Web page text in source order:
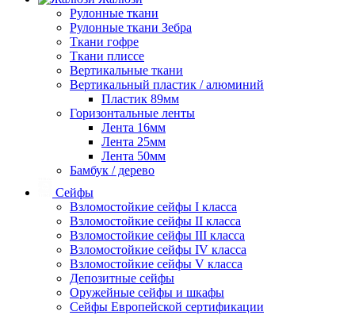
Рулонные ткани
Рулонные ткани Зебра
Ткани гофре
Ткани плиссе
Вертикальные ткани
Вертикальный пластик / алюминий
Пластик 89мм
Горизонтальные ленты
Лента 16мм
Лента 25мм
Лента 50мм
Бамбук / дерево
Сейфы
Взломостойкие сейфы I класса
Взломостойкие сейфы II класса
Взломостойкие сейфы III класса
Взломостойкие сейфы IV класса
Взломостойкие сейфы V класса
Депозитные сейфы
Оружейные сейфы и шкафы
Сейфы Европейской сертификации